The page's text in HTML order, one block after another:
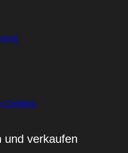
Catalog
und verkaufen